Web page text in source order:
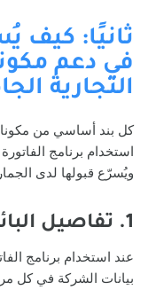
ثانيًا: كيف
في دعم
التجارية
كل بند أساسي من
استخدام برنامج الفاتورة
ويُسرّع قبولها لدى
1. تفاصيل البائع والمشتري
عند استخدام برنامج
بيانات الشركة في كل